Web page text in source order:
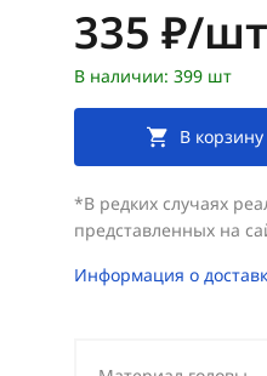
Цена:
335 ₽/шт
В наличии: 399 шт
В корзину
*В редких случаях
представленных на
Информация о